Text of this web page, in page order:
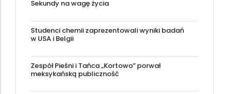
Sekundy na wagę życia
Studenci chemii zaprezentowali wyniki badań
w USA i Belgii
Zespół Pieśni i Tańca „Kortowo” porwał
meksykańską publiczność